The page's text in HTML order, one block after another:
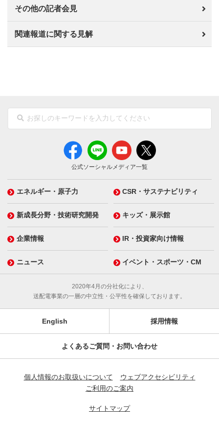
その他の記者会見
関連報道に関する見解
公式ソーシャルメディア一覧
エネルギー・原子力 CSR・サステナビリティ
新成長分野・技術研究開発 キッズ・展示館
企業情報 IR・投資家向け情報
ニュース イベント・スポーツ・CM
2020年4月の分社化により、
送配電事業の一層の中立性・公平性を確保しております。
English 採用情報
よくあるご質問・お問い合わせ
個人情報のお取扱いについて
ウェブアクセシビリティ
ご利用のご案内
サイトマップ